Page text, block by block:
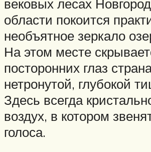
вековых лесах
области покоится
необъятное зеркало
На этом месте
посторонних глаз
нетронутой, глубокой
Здесь всегда
воздух, в котором
голоса.